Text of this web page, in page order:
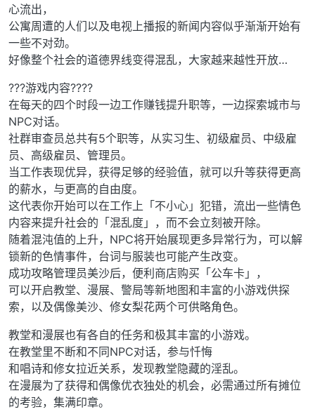
心流出，
公寓周遭的人们以及电视上播报的新闻内容似乎渐渐开始有
一些不对劲。
好像整个社会的道德界线变得混乱，大家越来越性开放…
???游戏内容????
在每天的四个时段一边工作赚钱提升职等，一边探索城市与
NPC对话。
社群审查员总共有5个职等，从实习生、初级雇员、中级雇
员、高级雇员、管理员。
当工作表现优异，获得足够的经验值，就可以升等获得更高
的薪水，与更高的自由度。
这代表你开始可以在工作上「不小心」犯错，流出一些情色
内容来提升社会的「混乱度」，而不会立刻被开除。
随着混沌值的上升，NPC将开始展现更多异常行为，可以解
锁新的色情事件，台词与服装也可能产生改变。
成功攻略管理员美沙后，便利商店购买「公车卡」，
可以开启教堂、漫展、警局等新地图和丰富的小游戏供探
索，以及偶像美沙、修女梨花两个可供略角色。
教堂和漫展也有各自的任务和极其丰富的小游戏。
在教堂里不断和不同NPC对话，参与忏悔
和唱诗和修女拉近关系，发现教堂隐藏的淫乱。
在漫展为了获得和偶像优衣独处的机会，必需通过所有摊位
的考验，集满印章。